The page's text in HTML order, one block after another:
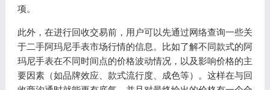
项。
此外，在进行回收交易前，用户可以先通过网络查询一些关
于二手阿玛尼手表市场行情的信息。比如了解不同款式的阿
玛尼手表在不同时间点的价格波动情况，以及影响价格的主
要因素（如品牌效应、款式流行度、成色等）。这样在与回